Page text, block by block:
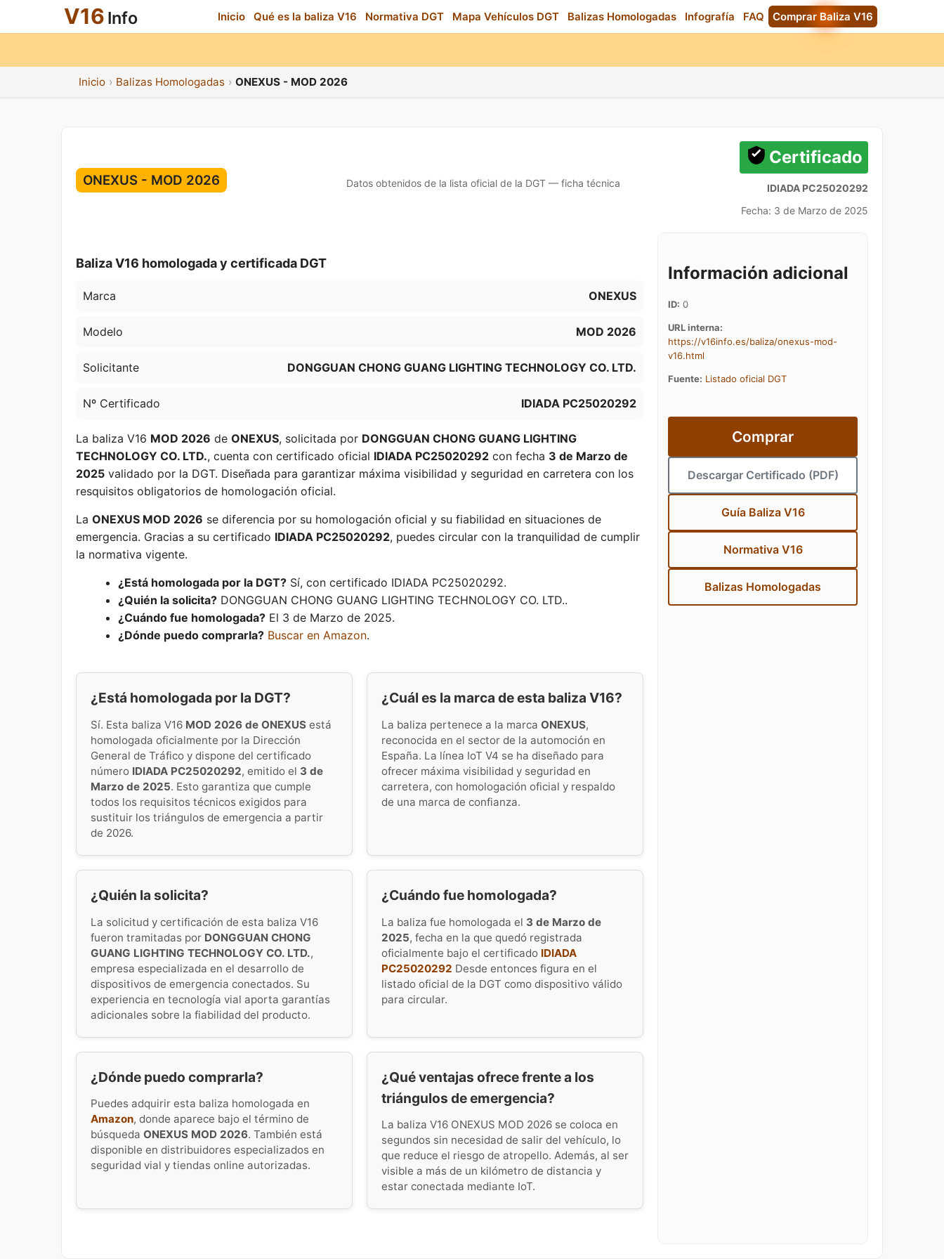
V16 Info Inicio Qué es la baliza V16 Normativa DGT Mapa Vehículos DGT Balizas Homologadas Infografía FAQ Comprar Baliza V16
Inicio Balizas Homologadas ONEXUS - MOD 2026
ONEXUS - MOD 2026 Datos obtenidos de la lista oficial de la DGT — ficha técnica
Certificado
IDIADA PC25020292
Fecha: 3 de Marzo de 2025
Baliza V16 homologada y certificada DGT
Marca ONEXUS
Modelo MOD 2026
Solicitante DONGGUAN CHONG GUANG LIGHTING TECHNOLOGY CO. LTD.
Nº Certificado IDIADA PC25020292
La baliza V16 MOD 2026 de ONEXUS, solicitada por DONGGUAN CHONG GUANG LIGHTING
TECHNOLOGY CO. LTD., cuenta con certificado oficial IDIADA PC25020292 con fecha 3 de Marzo de
2025 validado por la DGT. Diseñada para garantizar máxima visibilidad y seguridad en carretera con los
resquisitos obligatorios de homologación oficial.
La ONEXUS MOD 2026 se diferencia por su homologación oficial y su fiabilidad en situaciones de
emergencia. Gracias a su certificado IDIADA PC25020292, puedes circular con la tranquilidad de cumplir
la normativa vigente.
¿Está homologada por la DGT? Sí, con certificado IDIADA PC25020292.
¿Quién la solicita? DONGGUAN CHONG GUANG LIGHTING TECHNOLOGY CO. LTD..
¿Cuándo fue homologada? El 3 de Marzo de 2025.
¿Dónde puedo comprarla? Buscar en Amazon.
¿Está homologada por la DGT?
Sí. Esta baliza V16 MOD 2026 de ONEXUS está
homologada oficialmente por la Dirección
General de Tráfico y dispone del certificado
número IDIADA PC25020292, emitido el 3 de
Marzo de 2025. Esto garantiza que cumple
todos los requisitos técnicos exigidos para
sustituir los triángulos de emergencia a partir
de 2026.
¿Cuál es la marca de esta baliza V16?
La baliza pertenece a la marca ONEXUS,
reconocida en el sector de la automoción en
España. La línea IoT V4 se ha diseñado para
ofrecer máxima visibilidad y seguridad en
carretera, con homologación oficial y respaldo
de una marca de confianza.
¿Quién la solicita?
La solicitud y certificación de esta baliza V16
fueron tramitadas por DONGGUAN CHONG
GUANG LIGHTING TECHNOLOGY CO. LTD.,
empresa especializada en el desarrollo de
dispositivos de emergencia conectados. Su
experiencia en tecnología vial aporta garantías
adicionales sobre la fiabilidad del producto.
¿Cuándo fue homologada?
La baliza fue homologada el 3 de Marzo de
2025, fecha en la que quedó registrada
oficialmente bajo el certificado IDIADA
PC25020292 Desde entonces figura en el
listado oficial de la DGT como dispositivo válido
para circular.
¿Dónde puedo comprarla?
Puedes adquirir esta baliza homologada en
Amazon, donde aparece bajo el término de
búsqueda ONEXUS MOD 2026. También está
disponible en distribuidores especializados en
seguridad vial y tiendas online autorizadas.
¿Qué ventajas ofrece frente a los
triángulos de emergencia?
La baliza V16 ONEXUS MOD 2026 se coloca en
segundos sin necesidad de salir del vehículo, lo
que reduce el riesgo de atropello. Además, al ser
visible a más de un kilómetro de distancia y
estar conectada mediante IoT.
Información adicional
ID: 0
URL interna:
https://v16info.es/baliza/onexus-mod-
v16.html
Fuente: Listado oficial DGT
Comprar
Descargar Certificado (PDF)
Guía Baliza V16
Normativa V16
Balizas Homologadas